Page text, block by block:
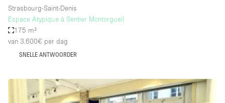
Atelier / Werkplaats
Boetiek / Winkel
Boot
Container
Strasbourg-Saint-Denis
Espace Atypique à Sentier Montorgueil
175 m²
van 3.600€ per dag
SNELLE ANTWOORDER